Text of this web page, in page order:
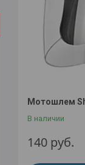
Мотошлем
В наличии
140 руб.